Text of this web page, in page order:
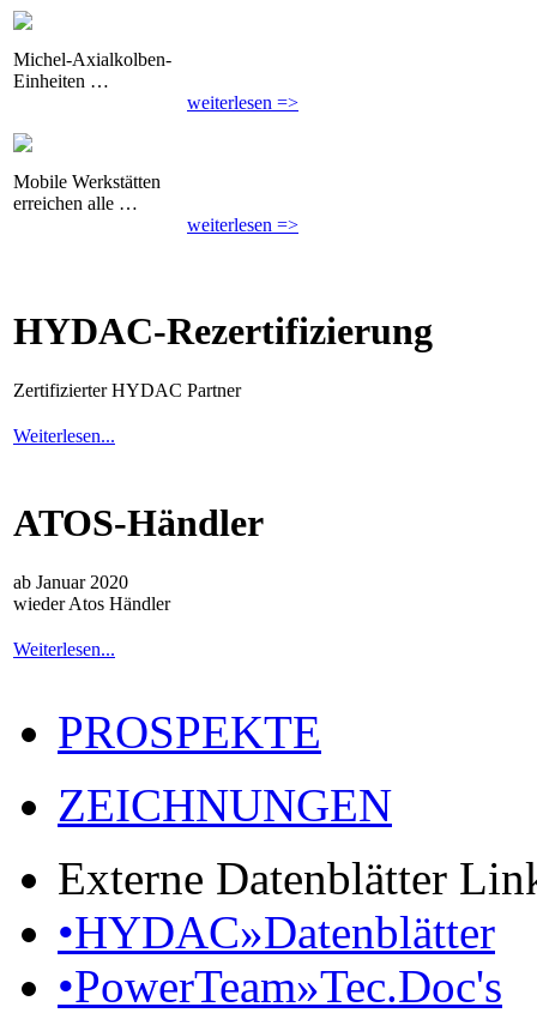
Michel-Axialkolben-
Einheiten …
weiterlesen =>
Mobile Werkstätten
erreichen alle …
weiterlesen =>
HYDAC-Rezertifizierung
Zertifizierter HYDAC Partner
Weiterlesen...
ATOS-Händler
ab Januar 2020
wieder Atos Händler
Weiterlesen...
PROSPEKTE
ZEICHNUNGEN
Externe Datenblätter
•HYDAC»Datenblätter
•PowerTeam»Tec.Doc's